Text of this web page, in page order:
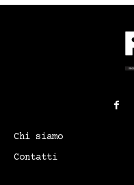
Chi siamo
Contatti